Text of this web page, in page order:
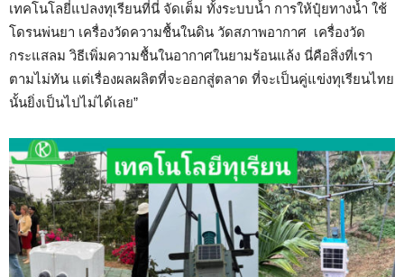
เทคโนโลยี่แปลงทุเรียนที่นี่ จัดเต็ม ทั้งระบบน้ำ การให้ปุ๋ยทางน้ำ ใช้
โดรนพ่นยา เครื่องวัดความชื้นในดิน วัดสภาพอากาศ เครื่องวัด
กระแสลม วิธีเพิ่มความชื้นในอากาศในยามร้อนแล้ง นี่คือสิ่งที่เรา
ตามไม่ทัน แต่เรื่องผลผลิตที่จะออกสู่ตลาด ที่จะเป็นคู่แข่งทุเรียนไทย
นั้นยิ่งเป็นไปไม่ได้เลย”